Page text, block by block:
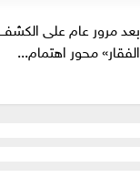
بعد مرور عام على
الفقار» محور اهتمام...